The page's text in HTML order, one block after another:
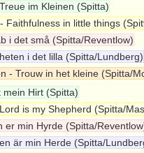
im Kleinen (Spitta)
in little things
i det små (Spitta/Reventlow)
i det lilla (Spitta/Lundberg)
- Trouw in het kleine (Spitta/
Hirt (Spitta)
is my Shepherd (Spitta/
min Hyrde (Spitta/
är min Herde (Spitta/